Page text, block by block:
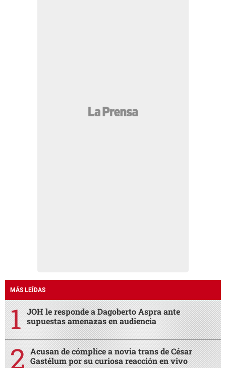
MÁS LEÍDAS
JOH le responde a Dagoberto Aspra ante
supuestas amenazas en audiencia
Acusan de cómplice a novia trans de César
Gastélum por su curiosa reacción en vivo